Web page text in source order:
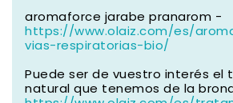
aromaforce jarabe pranarom -
https://www.olaiz.com/es/
vias-respiratorias-bio/
Puede ser de vuestro interés el
natural que tenemos de la